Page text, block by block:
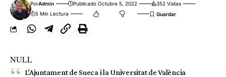
PorAdmin Publicado Octubre 5, 2022
352 Vistas
5 Min Lectura
NULL
L’Ajuntament de Sueca i la Universitat de València